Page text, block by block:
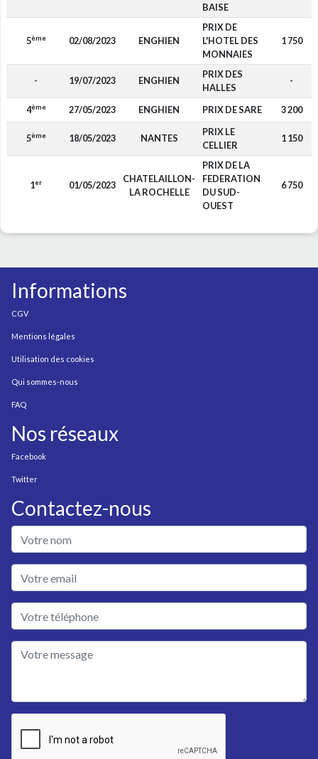
BAISE
5ème 02/08/2023 ENGHIEN
PRIX DE
L'HOTEL DES
MONNAIES
1 750
- 19/07/2023 ENGHIEN
PRIX DES
HALLES
-
4ème 27/05/2023 ENGHIEN PRIX DE SARE 3 200
5ème 18/05/2023 NANTES
PRIX LE
CELLIER
1 150
1er 01/05/2023
CHATELAILLON-
LA ROCHELLE
PRIX DE LA
FEDERATION
DU SUD-
OUEST
6 750
Informations
CGV
Mentions légales
Utilisation des cookies
Qui sommes-nous
FAQ
Nos réseaux
Facebook
Twitter
Contactez-nous